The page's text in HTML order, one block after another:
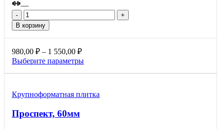
—
Количество
товара
Старый
город,
60мм
В корзину
980,00 ₽ – 1 550,00 ₽Диапазон
цен:
550,00 ₽
Выберите параметрыЭтот
вариаций.
Крупноформатная плитка
Проспект, 60мм